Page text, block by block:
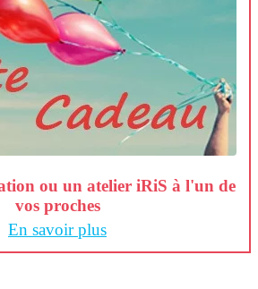
ou un atelier iRiS à l'un de
vos proches
En savoir plus